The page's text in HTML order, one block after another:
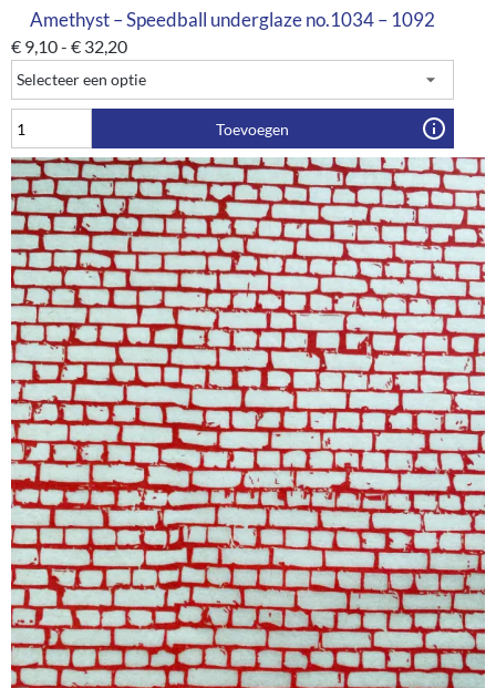
Amethyst – Speedball underglaze no.1034 – 1092
€ 9,10- € 32,20
Toevoegen